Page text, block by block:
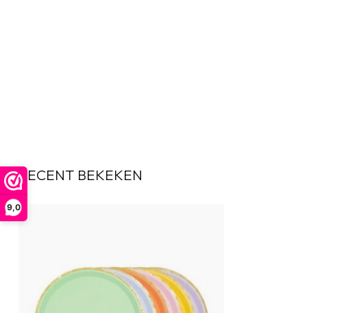
9,0
RECENT BEKEKEN